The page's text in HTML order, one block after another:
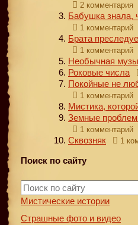
2 комментария
Бабушка знала,
1 комментарий
Брата
1 комментарий
Необычная
Роковые числа
Покойные не
1 комментарий
Мистика,
Земные
1 комментарий
Сквозняк 1
Поиск по сайту
Мистические истории
Страшные фото и видео